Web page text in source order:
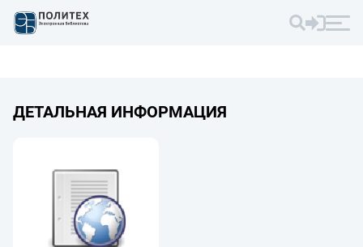
ДЕТАЛЬНАЯ ИНФОРМАЦИЯ